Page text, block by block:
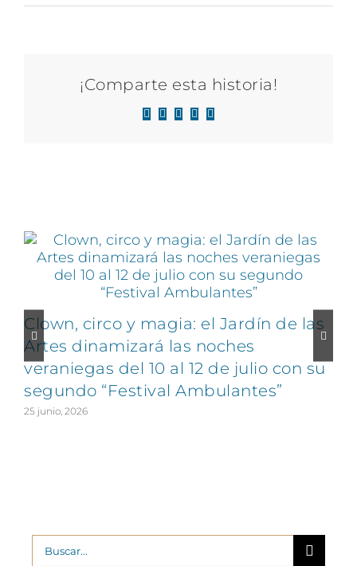
¡Comparte esta historia!
Facebook
X LinkedIn
WhatsApp
Correo
Clown, circo y magia: el Jardín de las
Artes dinamizará las noches
veraniegas del 10 al 12 de julio con su
segundo “Festival Ambulantes”
25 junio, 2026
Buscar: